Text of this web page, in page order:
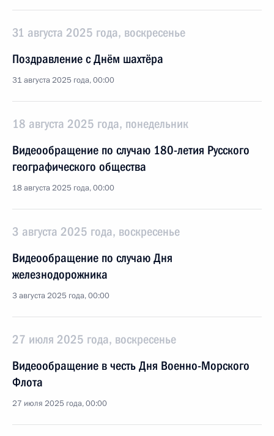
31 августа 2025 года, воскресенье
Поздравление с Днём шахтёра
31 августа 2025 года, 00:00
18 августа 2025 года, понедельник
Видеообращение по случаю 180-летия Русского
географического общества
18 августа 2025 года, 00:00
3 августа 2025 года, воскресенье
Видеообращение по случаю Дня
железнодорожника
3 августа 2025 года, 00:00
27 июля 2025 года, воскресенье
Видеообращение в честь Дня Военно-Морского
Флота
27 июля 2025 года, 00:00